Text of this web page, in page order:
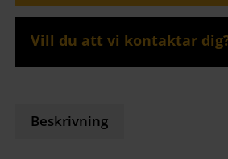
Beskrivning
Vill du att vi kontaktar